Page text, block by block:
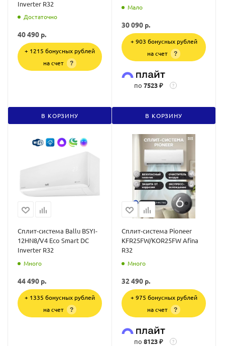
Inverter R32
Достаточно
40 490 р.
+ 1215 бонусных рублей
на счет
?
В КОРЗИНУ
Мало
30 090 р.
+ 903 бонусных рублей
на счет
?
по 7523 ₽ ?
В КОРЗИНУ
Сплит-система Ballu BSYI-
12HN8/V4 Eco Smart DC
Inverter R32
Много
44 490 р.
+ 1335 бонусных рублей
на счет
?
Сплит-система Pioneer
KFR25FW/KOR25FW Afina
R32
Много
32 490 р.
+ 975 бонусных рублей
на счет
?
по 8123 ₽ ?